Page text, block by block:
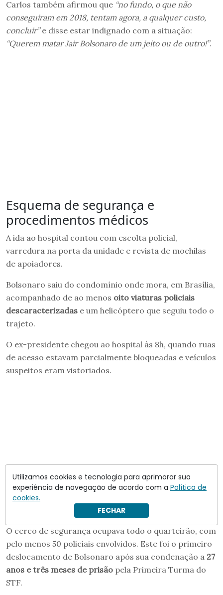
Carlos também afirmou que “no fundo, o que não
conseguiram em 2018, tentam agora, a qualquer custo,
concluir”e disse estar indignado com a situação:
“Querem matar Jair Bolsonaro de um jeito ou de outro!”.
Esquema de segurança e
procedimentos médicos
A ida ao hospital contou com escolta policial,
varredura na porta da unidade e revista de mochilas
de apoiadores.
Bolsonaro saiu do condomínio onde mora, em Brasília,
acompanhado de ao menos oito viaturas policiais
descaracterizadas e um helicóptero que seguiu todo o
trajeto.
O ex-presidente chegou ao hospital às 8h, quando ruas
de acesso estavam parcialmente bloqueadas e veículos
suspeitos eram vistoriados.
O cerco de segurança ocupava todo o quarteirão, com
pelo menos 50 policiais envolvidos. Este foi o primeiro
deslocamento de Bolsonaro após sua condenação a 27
anos e três meses de prisão pela Primeira Turma do
STF.
Utilizamos cookies e tecnologia para aprimorar sua
experiência de navegação de acordo com a Política de
cookies.
FECHAR